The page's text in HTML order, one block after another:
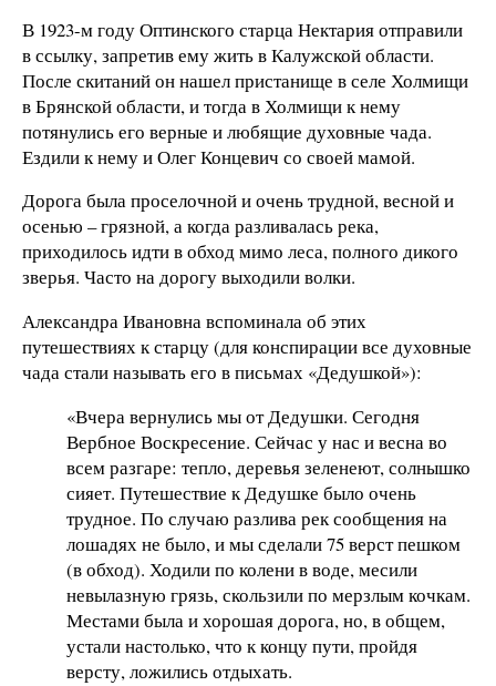
В 1923-м году Оптинского старца Нектария отправили
в ссылку, запретив ему жить в Калужской области.
После скитаний он нашел пристанище в селе Холмищи
в Брянской области, и тогда в Холмищи к нему
потянулись его верные и любящие духовные чада.
Ездили к нему и Олег Концевич со своей мамой.
Дорога была проселочной и очень трудной, весной и
осенью – грязной, а когда разливалась река,
приходилось идти в обход мимо леса, полного дикого
зверья. Часто на дорогу выходили волки.
Александра Ивановна вспоминала об этих
путешествиях к старцу (для конспирации все духовные
чада стали называть его в письмах «Дедушкой»):
«Вчера вернулись мы от Дедушки. Сегодня
Вербное Воскресение. Сейчас у нас и весна во
всем разгаре: тепло, деревья зеленеют, солнышко
сияет. Путешествие к Дедушке было очень
трудное. По случаю разлива рек сообщения на
лошадях не было, и мы сделали 75 верст пешком
(в обход). Ходили по колени в воде, месили
невылазную грязь, скользили по мерзлым кочкам.
Местами была и хорошая дорога, но, в общем,
устали настолько, что к концу пути, пройдя
версту, ложились отдыхать.